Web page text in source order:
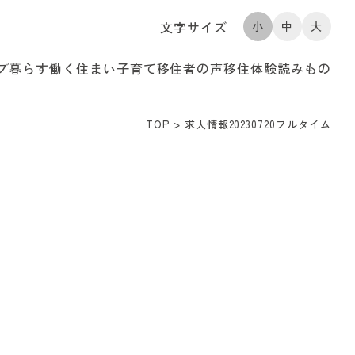
文字サイズ 小 中 大
暮らす働く 住まい子育て移住者の声移住体験読みもの
TOP > 求人情報20230720フルタイム